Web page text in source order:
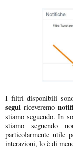
I filtri disponibili
segui riceveremo
stiamo seguendo. In
stiamo seguendo
particolarmente utile
interazioni, lo è di